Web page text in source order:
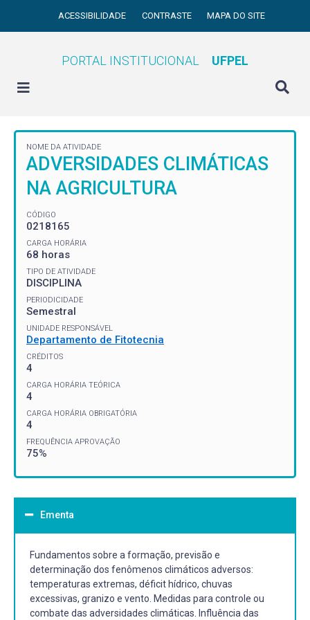
ACESSIBILIDADE CONTRASTE MAPA DO SITE
PORTAL INSTITUCIONAL UFPEL
NOME DA ATIVIDADE
ADVERSIDADES CLIMÁTICAS
NA AGRICULTURA
CÓDIGO
0218165
CARGA HORÁRIA
68 horas
TIPO DE ATIVIDADE
DISCIPLINA
PERIODICIDADE
Semestral
UNIDADE RESPONSÁVEL
Departamento de Fitotecnia
CRÉDITOS
4
CARGA HORÁRIA TEÓRICA
4
CARGA HORÁRIA OBRIGATÓRIA
4
FREQUÊNCIA APROVAÇÃO
75%
Ementa
Fundamentos sobre a formação, previsão e
determinação dos fenômenos climáticos adversos:
temperaturas extremas, déficit hídrico, chuvas
excessivas, granizo e vento. Medidas para controle ou
combate das adversidades climáticas. Influência das